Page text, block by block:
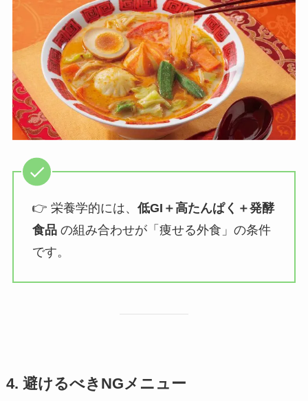
👉 栄養学的には、 低GI＋高たんぱく＋発酵
食品の組み合わせが「痩せる外食」の条件
です。
4. 避けるべきNGメニュー